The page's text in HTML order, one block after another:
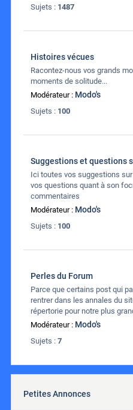
Sujets : 1487
Histoires vécues
Racontez-nous vos grands
moments de solitude...
Modérateur : Modo's
Sujets : 100
Suggestions et questions
Ici toutes vos suggestions
vos questions quant à son
commentaires
Modérateur : Modo's
Sujets : 100
Perles du Forum
Parce que certains post qui
rentrer dans les annales du
répertorie pour notre plus
Modérateur : Modo's
Sujets : 7
Petites Annonces